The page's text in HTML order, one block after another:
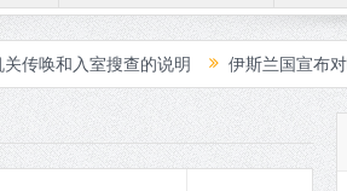
室搜查的说明 伊斯兰国宣布对喀布尔